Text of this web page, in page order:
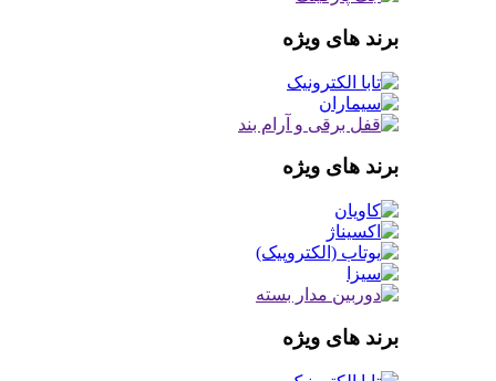
برند های ویژه
برند های ویژه
برند های ویژه